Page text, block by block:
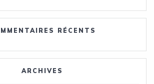
RÉCENTS
ARCHIVES